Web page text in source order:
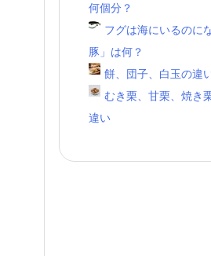
何個分？
フグは海にいるのに
豚」は何？
餅、団子、白玉の違
むき栗、甘栗、焼き
違い